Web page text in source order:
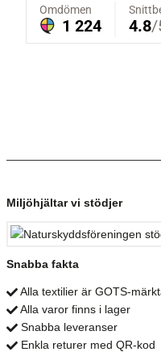
Miljöhjältar vi stödjer
Snabba fakta
Alla textilier är GOTS-
Alla varor finns i lager
Snabba leveranser
Enkla returer med QR-kod